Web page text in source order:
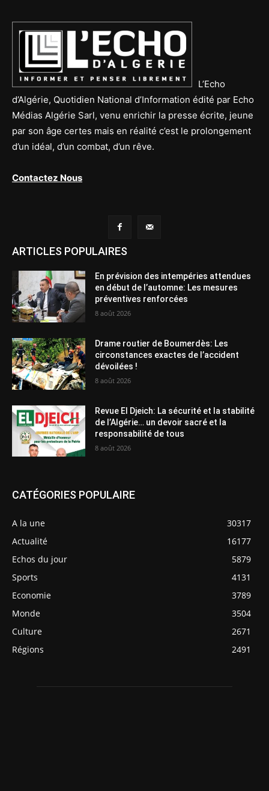
L’Echo
d’Algérie, Quotidien National d’Information édité par Echo
Médias Algérie Sarl, venu enrichir la presse écrite, jeune
par son âge certes mais en réalité c’est le prolongement
d’un idéal, d’un combat, d’un rêve.
Contactez Nous
ARTICLES POPULAIRES
En prévision des intempéries attendues
en début de l’automne: Les mesures
préventives renforcées
8 août 2026
Drame routier de Boumerdès: Les
circonstances exactes de l’accident
dévoilées !
8 août 2026
Revue El Djeich: La sécurité et la stabilité
de l’Algérie… un devoir sacré et la
responsabilité de tous
8 août 2026
CATÉGORIES POPULAIRE
A la une
30317
Actualité
16177
Echos du jour
5879
Sports
4131
Economie
3789
Monde
3504
Culture
2671
Régions
2491